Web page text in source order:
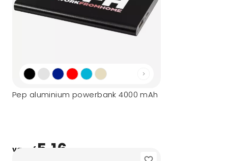
Pep aluminium powerbank 4000 mAh
vanaf 5,16